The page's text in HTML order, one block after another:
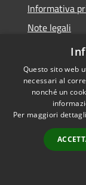
Informativa
Note legali
Accessibilità
Questo sito web
necessari al
nonché un
Per maggiori